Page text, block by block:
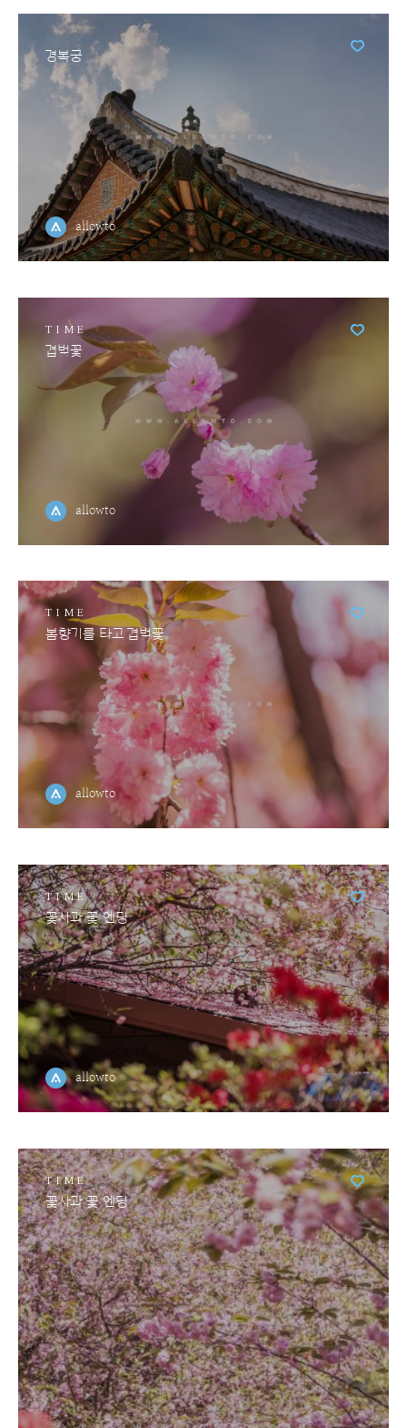
경복궁
allowto
TIME
겹벚꽃
allowto
TIME
봄향기를 타고 겹벚꽃
allowto
TIME
꽃사과 꽃 엔딩
allowto
TIME
꽃사과 꽃 엔딩